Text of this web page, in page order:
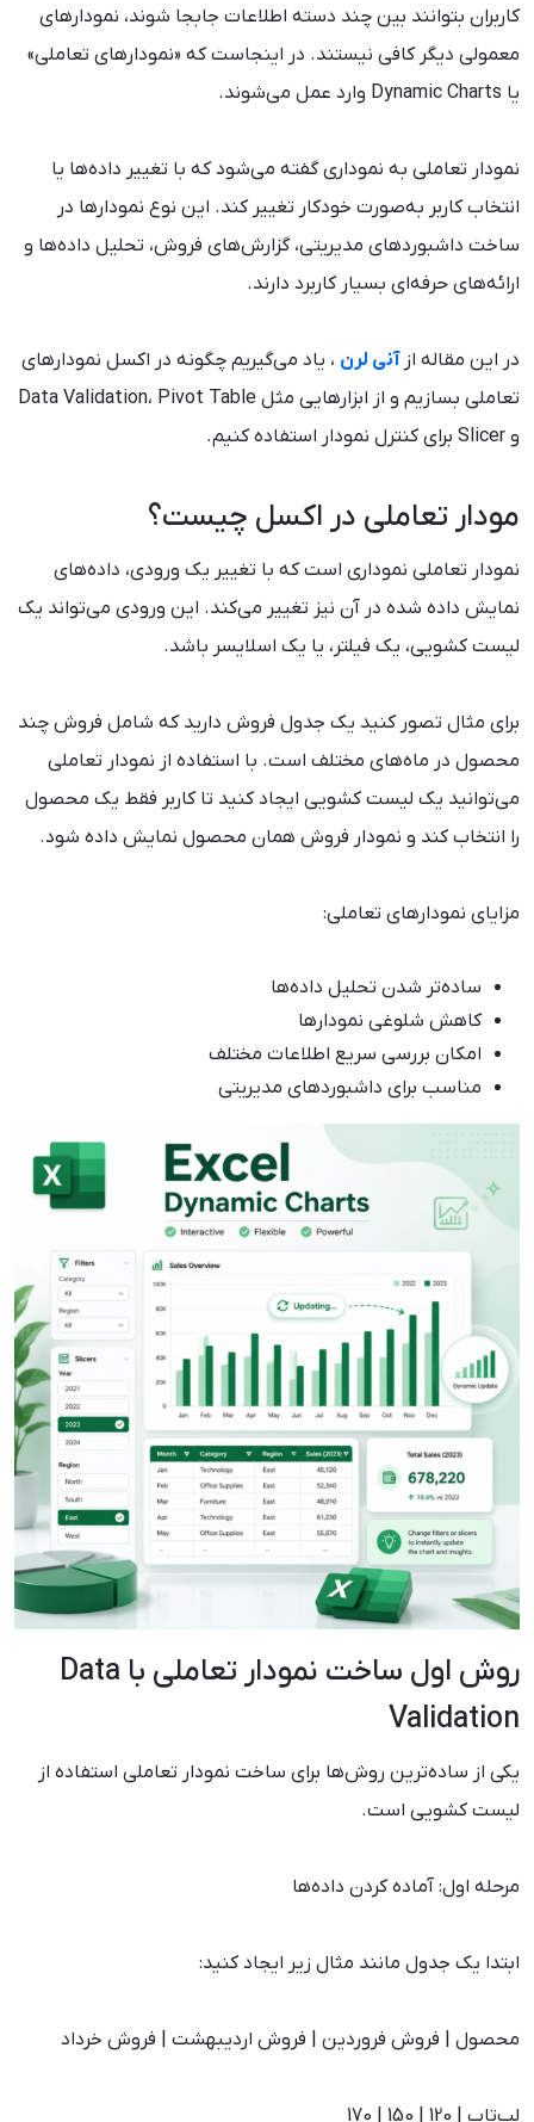
کاربران بتوانند بین چند دسته اطلاعات جابجا شوند، نمودارهای
معمولی دیگر کافی نیستند. در اینجاست که «نمودارهای تعاملی»
یا Dynamic Charts وارد عمل می‌شوند.
نمودار تعاملی به نموداری گفته می‌شود که با تغییر داده‌ها یا
انتخاب کاربر به‌صورت خودکار تغییر کند. این نوع نمودارها در
ساخت داشبوردهای مدیریتی، گزارش‌های فروش، تحلیل داده‌ها و
ارائه‌های حرفه‌ای بسیار کاربرد دارند.
در این مقاله ازآنی لرن ، یاد می‌گیریم چگونه در اکسل نمودارهای
تعاملی بسازیم و از ابزارهایی مثل Data Validation، Pivot Table
و Slicer برای کنترل نمودار استفاده کنیم.
مودار تعاملی در اکسل چیست؟
نمودار تعاملی نموداری است که با تغییر یک ورودی، داده‌های
نمایش داده شده در آن نیز تغییر می‌کند. این ورودی می‌تواند یک
لیست کشویی، یک فیلتر، یا یک اسلایسر باشد.
برای مثال تصور کنید یک جدول فروش دارید که شامل فروش چند
محصول در ماه‌های مختلف است. با استفاده از نمودار تعاملی
می‌توانید یک لیست کشویی ایجاد کنید تا کاربر فقط یک محصول
را انتخاب کند و نمودار فروش همان محصول نمایش داده شود.
مزایای نمودارهای تعاملی:
ساده‌تر شدن تحلیل داده‌ها
کاهش شلوغی نمودارها
امکان بررسی سریع اطلاعات مختلف
مناسب برای داشبوردهای مدیریتی
روش اول ساخت نمودار تعاملی با Data
Validation
یکی از ساده‌ترین روش‌ها برای ساخت نمودار تعاملی استفاده از
لیست کشویی است.
مرحله اول: آماده کردن داده‌ها
ابتدا یک جدول مانند مثال زیر ایجاد کنید:
محصول | فروش فروردین | فروش اردیبهشت | فروش خرداد
لپ‌تاپ | 120 | 150 | 170